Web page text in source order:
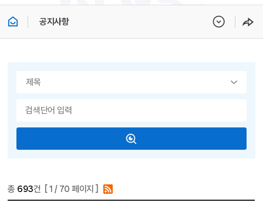
공지사항
총 693건 [1 / 70 페이지 ]